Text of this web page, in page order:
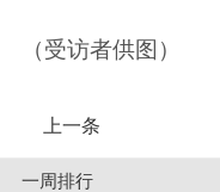
（受访者供图）
上一条
一周排行